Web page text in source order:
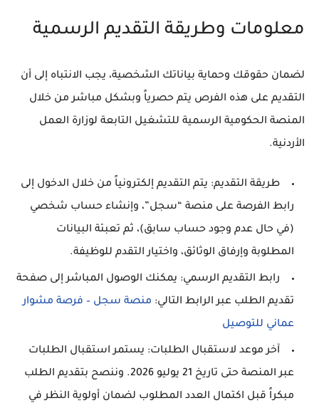
معلومات وطريقة التقديم الرسمية
لضمان حقوقك وحماية بياناتك الشخصية، يجب الانتباه إلى أن
التقديم على هذه الفرص يتم حصرياً وبشكل مباشر من خلال
المنصة الحكومية الرسمية للتشغيل التابعة لوزارة العمل
الأردنية.
طريقة التقديم: يتم التقديم إلكترونياً من خلال الدخول إلى
رابط الفرصة على منصة “سجل”، وإنشاء حساب شخصي
(في حال عدم وجود حساب سابق)، ثم تعبئة البيانات
المطلوبة وإرفاق الوثائق، واختيار التقدم للوظيفة.
رابط التقديم الرسمي: يمكنك الوصول المباشر إلى صفحة
تقديم الطلب عبر الرابط التالي: منصة سجل – فرصة مشوار
عماني للتوصيل
آخر موعد لاستقبال الطلبات: يستمر استقبال الطلبات
عبر المنصة حتى تاريخ 21 يوليو 2026. وننصح بتقديم الطلب
مبكراً قبل اكتمال العدد المطلوب لضمان أولوية النظر في